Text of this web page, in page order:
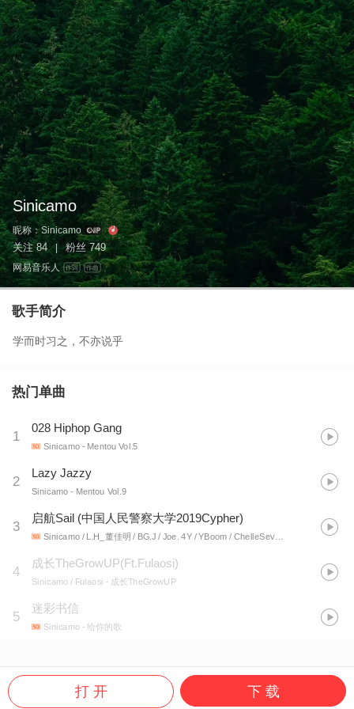
Sinicamo
昵称：Sinicamo
关注 84 | 粉丝 749
网易音乐人 作词 作曲
歌手简介
学而时习之，不亦说乎
热门单曲
1
028 Hiphop Gang
Sinicamo- Mentou Vol.5
2
Lazy Jazzy
Sinicamo - Mentou Vol.9
3
启航Sail (中国人民警察大学2019Cypher)
Sinicamo / L.H_董佳明 / BG.J / Joe. 4Y / YBoom / ChelleSeven / 刘珈玥ADmoon / Gerrit / 胜道 / 蓝色切割者 / 祥雲 / 卓一 / C.O.P邱 / Kimam
4
成长TheGrowUP(Ft.Fulaosi)
Sinicamo / Fulaosi - 成长TheGrowUP
5
迷彩书信
Sinicamo- 给你的歌
打 开 下 载